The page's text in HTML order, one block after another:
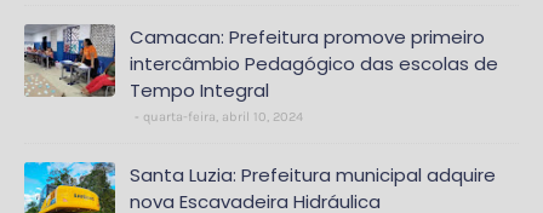
Camacan: Prefeitura promove primeiro
intercâmbio Pedagógico das escolas de
Tempo Integral
quarta-feira, abril 10, 2024
Santa Luzia: Prefeitura municipal adquire
nova Escavadeira Hidráulica